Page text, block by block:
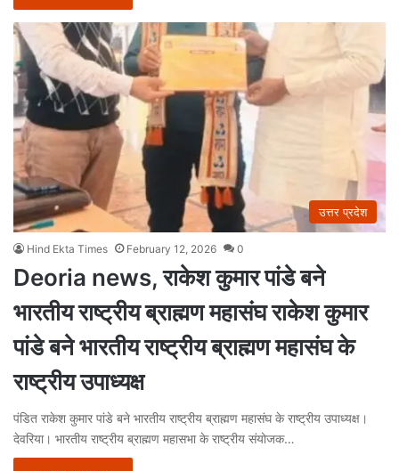
उत्तर प्रदेश
Hind Ekta Times February 12, 2026 0
Deoria news, राकेश कुमार पांडे बने
भारतीय राष्ट्रीय ब्राह्मण महासंघ राकेश कुमार
पांडे बने भारतीय राष्ट्रीय ब्राह्मण महासंघ के
राष्ट्रीय उपाध्यक्ष
पंडित राकेश कुमार पांडे बने भारतीय राष्ट्रीय ब्राह्मण महासंघ के राष्ट्रीय उपाध्यक्ष।
देवरिया। भारतीय राष्ट्रीय ब्राह्मण महासभा के राष्ट्रीय संयोजक…